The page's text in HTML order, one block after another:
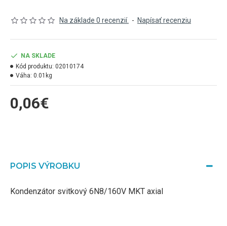
Na základe 0 recenzií. - Napísať recenziu
0,06€
NA SKLADE
Kód produktu: 02010174
Váha: 0.01kg
POPIS VÝROBKU
Kondenzátor svitkový 6N8/160V MKT axial